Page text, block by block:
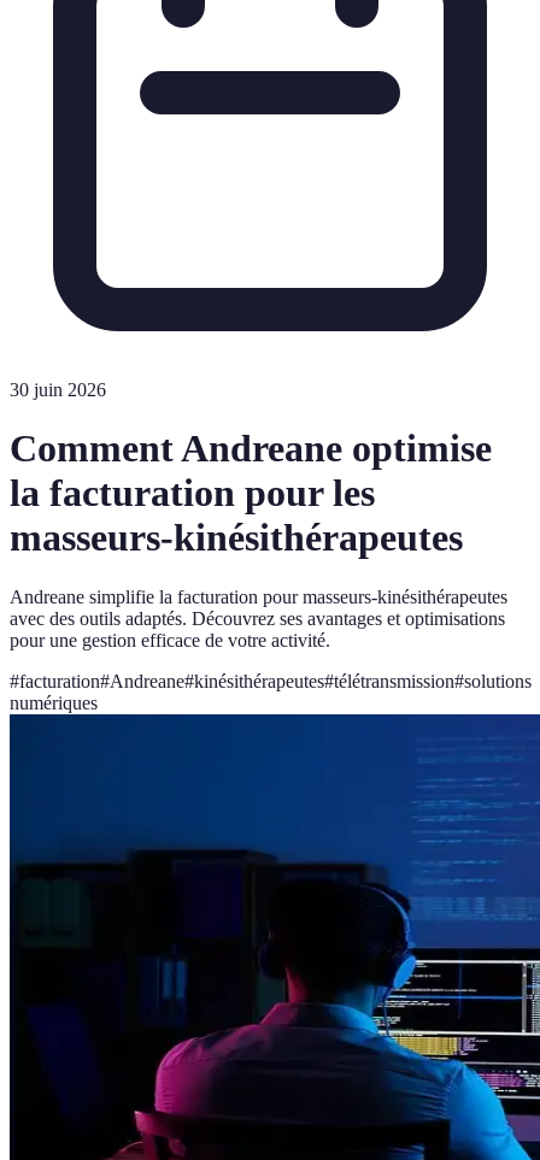
30 juin 2026
Comment Andreane optimise
la facturation pour les
masseurs-kinésithérapeutes
Andreane simplifie la facturation pour masseurs-kinésithérapeutes
avec des outils adaptés. Découvrez ses avantages et optimisations
pour une gestion efficace de votre activité.
#facturation#Andreane#kinésithérapeutes#télétransmission#solutions
numériques